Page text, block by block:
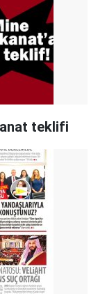
teklifi